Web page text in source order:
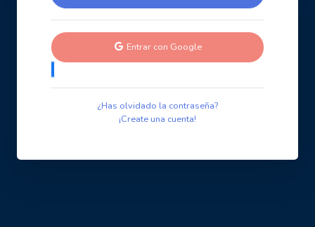
Entrar con Google
¿Has olvidado la contraseña?
¡Create una cuenta!